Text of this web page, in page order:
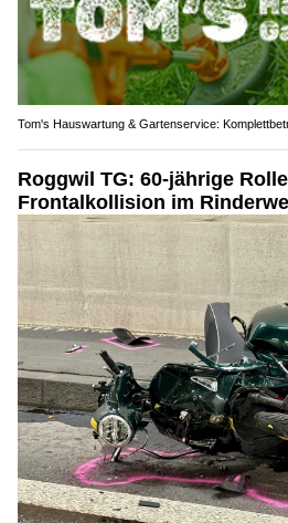
Tom's Hauswartung & Gartenservice:
Roggwil TG: 60-jährige
Frontalkollision im